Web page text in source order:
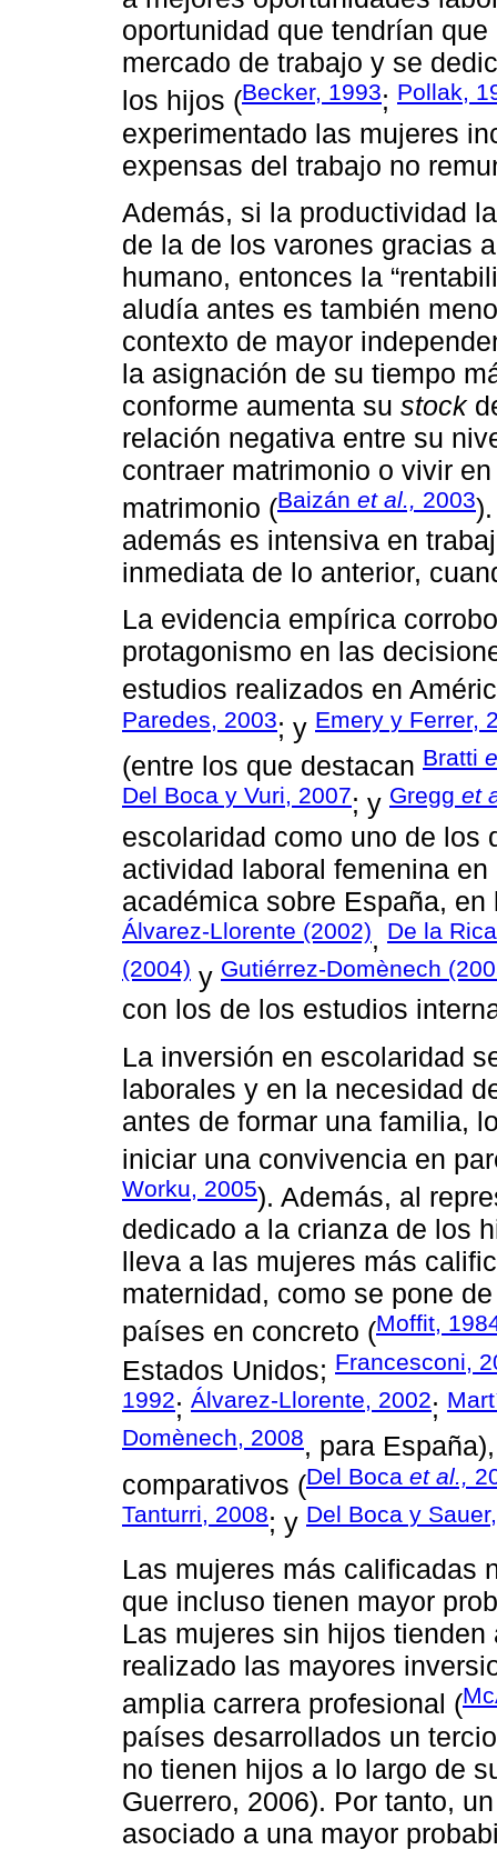
oportunidad que tendrían
mercado de trabajo y se
los hijos (Becker, 1993; Pollak,
experimentado las mujeres
expensas del trabajo no
Además, si la productividad
de la de los varones gracias
humano, entonces la
aludía antes es también
contexto de mayor
la asignación de su tiempo
conforme aumenta su stock
relación negativa entre su
contraer matrimonio o vivir
matrimonio (Baizán et al., 2003
además es intensiva en
inmediata de lo anterior,
La evidencia empírica
protagonismo en las
estudios realizados en
Paredes, 2003; y Emery y Ferrer,
(entre los que destacan Bratti
Del Boca y Vuri, 2007; y Gregg et
escolaridad como uno de los
actividad laboral femenina
académica sobre España,
Álvarez-Llorente (2002), De la
(2004) y Gutiérrez-Domènech
con los de los estudios
La inversión en escolaridad
laborales y en la necesidad
antes de formar una familia,
iniciar una convivencia en
Worku, 2005). Además, al
dedicado a la crianza de los
lleva a las mujeres más
maternidad, como se pone
países en concreto (Moffit,
Estados Unidos; Francesconi,
1992; Álvarez-Llorente, 2002;
Domènech, 2008, para
comparativos (Del Boca et al.,
Tanturri, 2008; y Del Boca y
Las mujeres más calificadas
que incluso tienen mayor
Las mujeres sin hijos
realizado las mayores
amplia carrera profesional (
países desarrollados un
no tienen hijos a lo largo de
Guerrero, 2006). Por tanto,
asociado a una mayor